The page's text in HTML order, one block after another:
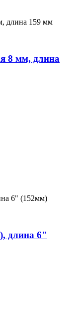
8 мм, длина
длина 6"